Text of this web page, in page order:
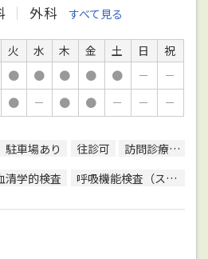
外科 すべて見る
火 水 木 金 土 日
祝
● ● ● ● ● －
－
● － ● ● － － －
駐車場あり 往診可
訪問診療可
清学的検査 呼吸機能検査（スパイロメトリー）